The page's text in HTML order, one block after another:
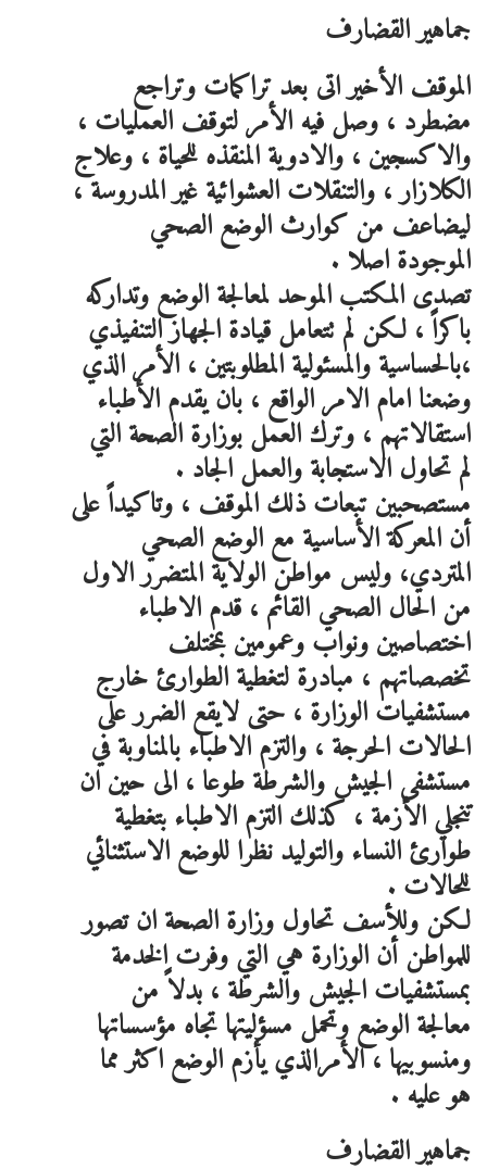
جماهير القضارف
الموقف الأخير اتى بعد تراكمات وتراجع
مضطرد ، وصل فيه الأمر لتوقف العمليات ،
والاكسجين ، والادوية المنقذه للحياة ، وعلاج
الكلازار ، والتنقلات العشوائية غير المدروسة ،
ليضاعف من كوارث الوضع الصحي
الموجودة اصلا .
تصدى المكتب الموحد لمعالجة الوضع وتداركه
باكراً ، لكن لم تتعامل قيادة الجهاز التنفيذي
،بالحساسية والمسئولية المطلوبتين ، الأمر الذي
وضعنا امام الامر الواقع ، بان يقدم الأطباء
استقالاتهم ، وترك العمل بوزارة الصحة التي
لم تحاول الاستجابة والعمل الجاد .
مستصحبين تبعات ذلك الموقف ، وتاكيداً على
أن المعركة الأساسية مع الوضع الصحي
المتردي، وليس مواطن الولاية المتضرر الاول
من الحال الصحي القائم ، قدم الاطباء
اختصاصين ونواب وعمومين بمختلف
تخصصاتهم ، مبادرة لتغطية الطوارئ خارج
مستشفيات الوزارة ، حتى لايقع الضرر على
الحالات الحرجة ، والتزم الاطباء بالمناوبة في
مستشفى الجيش والشرطة طوعا ، الى حين ان
تنجلي الأزمة ، كذلك التزم الاطباء بتغطية
طوارئ النساء والتوليد نظرا للوضع الاستثنائي
للحالات .
لكن وللأسف تحاول وزارة الصحة ان تصور
للمواطن أن الوزارة هي التي وفرت الخدمة
بمستشفيات الجيش والشرطة ، بدلاً من
معالجة الوضع وتحمل مسؤليتها تجاه مؤسساتها
ومنسوبيها ، الأمرالذي يأزم الوضع اكثر مما
هو عليه .
جماهير القضارف